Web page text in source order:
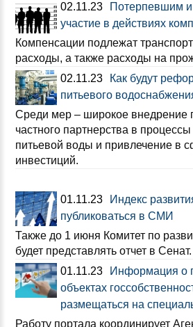
02.11.23
Потерпевшим и
участие в действиях
Компенсации подлежат
расходы, а также расходы на
02.11.23
Как будут
питьевого
Среди мер – широкое внедрение
частного партнерства в
питьевой воды и привлечение в
инвестиций.
01.11.23
Индекс
публиковаться в СМИ
Также до 1 июня Комитет по
будет представлять отчет в Сенат.
01.11.23
Информация о
объектах
размещаться на
Работу портала координирует